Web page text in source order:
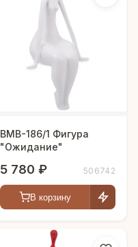
BMB-186/1 Фигура
"Ожидание"
5 780 ₽ 506742
В корзину